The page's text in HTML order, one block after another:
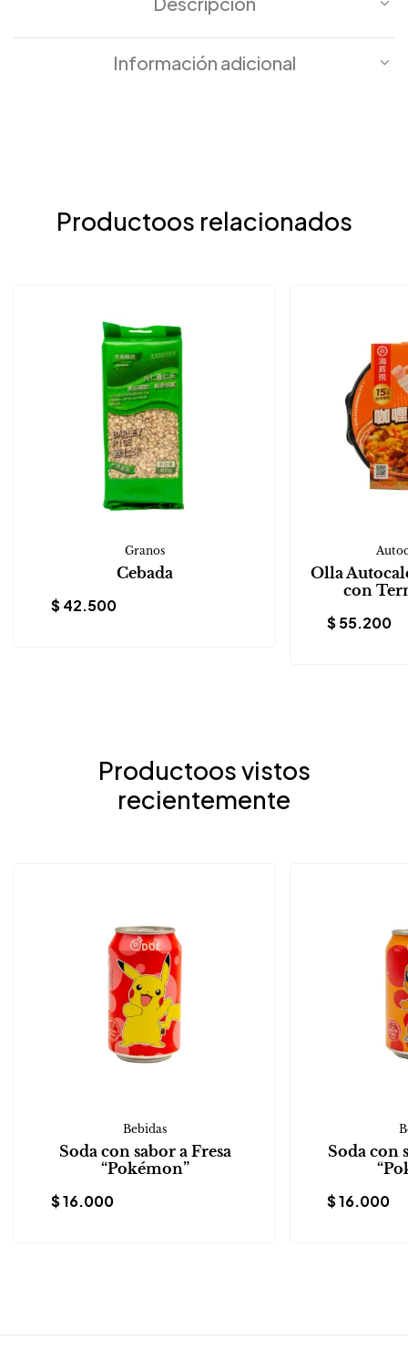
Información adicional
Productoos relacionados
Granos
Cebada
$42.500
Olla
con
$55.200
Productoos vistos
recientemente
Bebidas
Soda con sabor a Fresa
“Pokémon”
$16.000
Soda con
$16.000